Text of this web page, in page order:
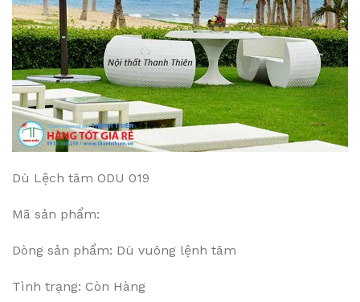
Dù Lệch tâm ODU 019
Mã sản phẩm:
Dòng sản phẩm: Dù vuông lệnh tâm
Tình trạng: Còn Hàng